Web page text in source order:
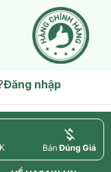
Đăng nhập
price